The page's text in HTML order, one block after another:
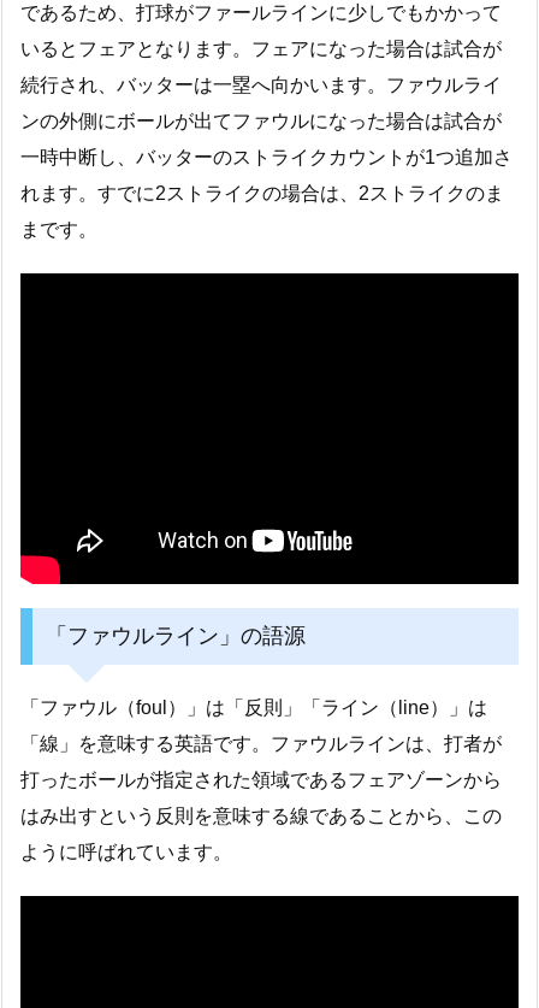
であるため、打球がファールラインに少しでもかかって
いるとフェアとなります。フェアになった場合は試合が
続行され、バッターは一塁へ向かいます。ファウルライ
ンの外側にボールが出てファウルになった場合は試合が
一時中断し、バッターのストライクカウントが1つ追加さ
れます。すでに2ストライクの場合は、2ストライクのま
まです。
「ファウルライン」の語源
「ファウル（foul）」は「反則」「ライン（line）」は
「線」を意味する英語です。ファウルラインは、打者が
打ったボールが指定された領域であるフェアゾーンから
はみ出すという反則を意味する線であることから、この
ように呼ばれています。